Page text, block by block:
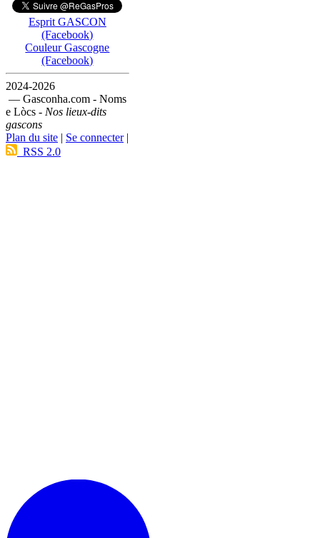
Esprit GASCON
(Facebook)
Couleur Gascogne
(Facebook)
2024-2026
— Gasconha.com - Noms
e Lòcs - Nos lieux-dits
gascons
Plan du site | Se connecter|
RSS 2.0